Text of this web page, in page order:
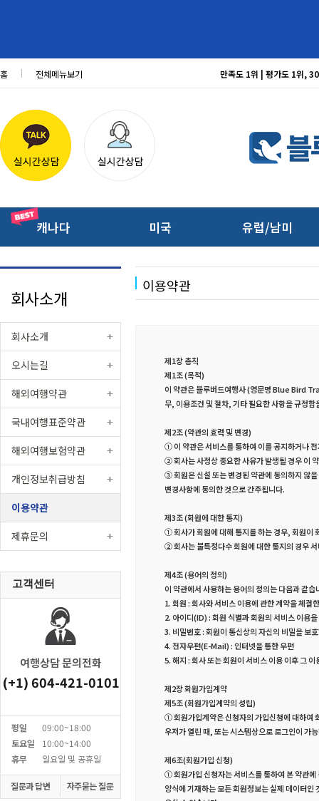
홈 전체메뉴보기 만족도 1위 | 평가도 1위,
캐나다 미국 유럽/남미
회사소개
회사소개
오시는길
해외여행약관
국내여행표준약관
해외여행보험약관
개인정보취급방침
이용약관
제휴문의
고객센터
여행상담 문의전화
(+1) 604-421-0101
평일
09:00~18:00
토요일
10:00~14:00
휴무
일요일 및 공휴일
질문과 답변 자주묻는 질문
이용약관
제1장 총칙
제1조 (목적)
이 약관은 블루버드여행사 (영문명 Blue Bird
무, 이용조건 및 절차, 기타 필요한 사항을 규정함
제2조 (약관의 효력 및 변경)
① 이 약관은 서비스를 통하여 이를 공지하거나
② 회사는 사정상 중요한 사유가 발생될 경우 이
③ 회원은 신설 또는 변경된 약관에 동의하지 않
변경사항에 동의한 것으로 간주됩니다.
제3조 (회원에 대한 통지)
① 회사가 회원에 대해 통지를 하는 경우, 회원이
② 회사는 불특정다수 회원에 대한 통지의 경우
제4조 (용어의 정의)
이 약관에서 사용하는 용어의 정의는 다음과 같
1. 회원 : 회사와 서비스 이용에 관한 계약을 체결
2. 아이디(ID) : 회원 식별과 회원의 서비스 이용
3. 비밀번호 : 회원이 통신상의 자신의 비밀을 보
4. 전자우편(E-Mail) : 인터넷을 통한 우편
5. 해지 : 회사 또는 회원이 서비스 이용 이후 그
제2장 회원가입계약
제5조 (회원가입계약의 성립)
① 회원가입계약은 신청자의 가입신청에 대하여
우저가 열린 때, 또는 시스템상으로 로그인이 가
제6조(회원가입 신청)
① 회원가입 신청자는 서비스를 통하여 본 약관
양식에 기재하는 모든 회원정보는 실제 데이터인